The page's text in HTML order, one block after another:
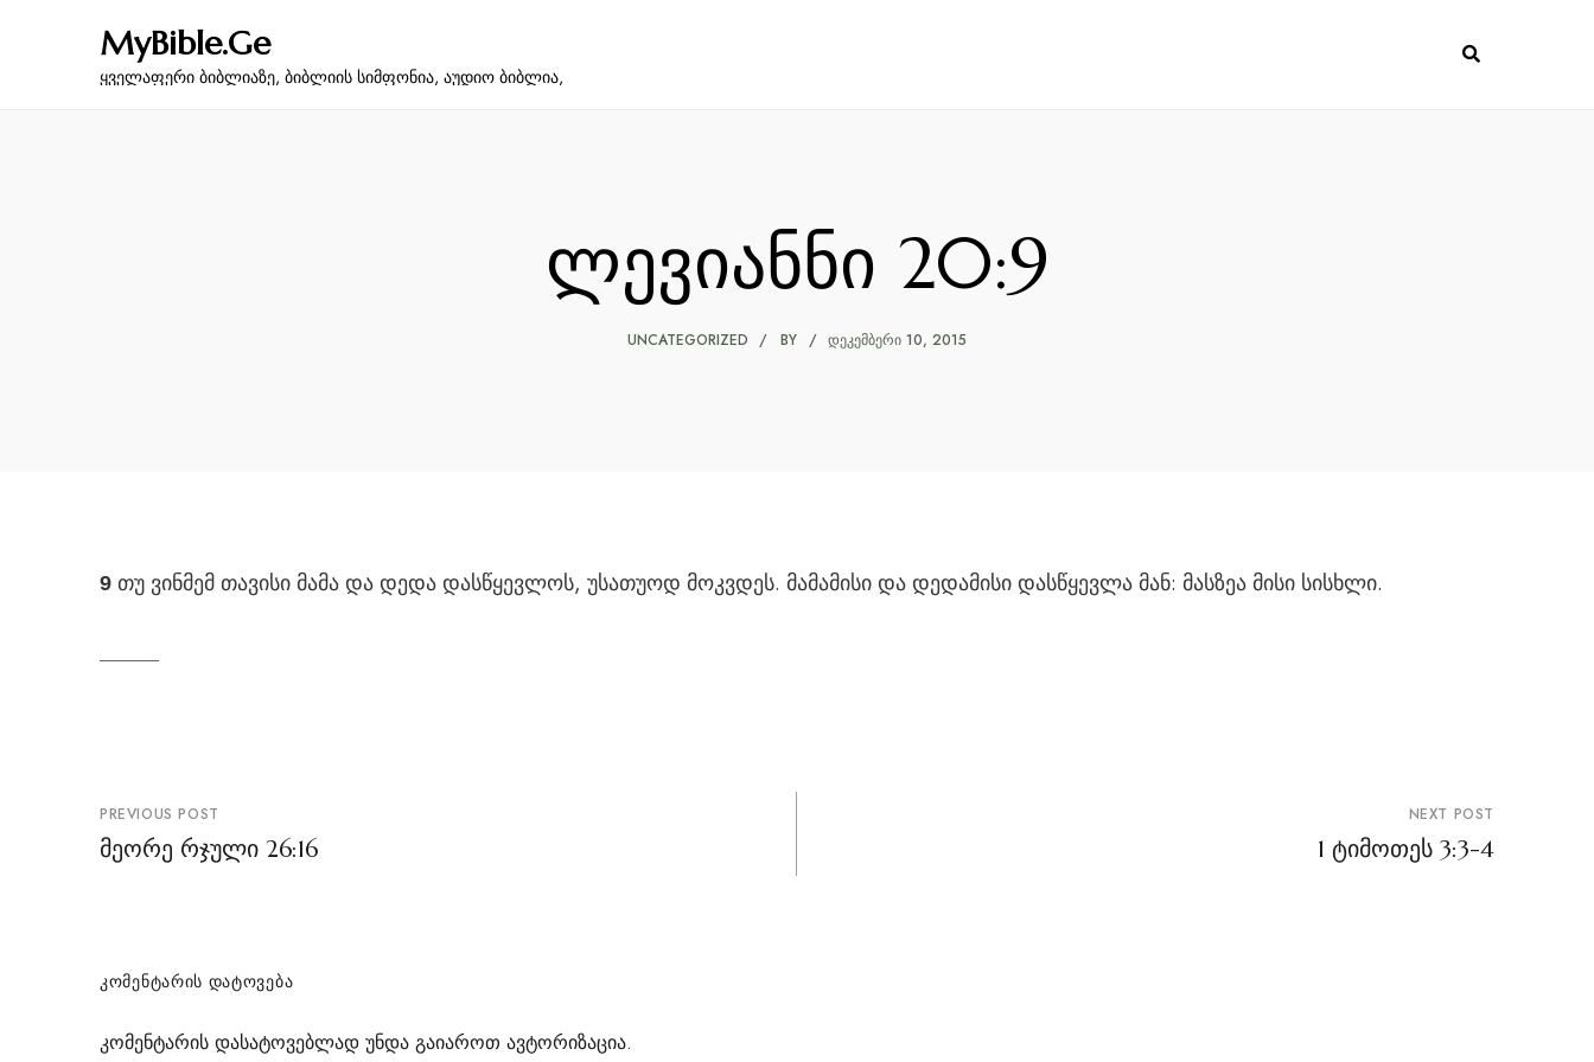
MyBible.Ge
ყველაფერი ბიბლიაზე, ბიბლიის სიმფონია, აუდიო ბიბლია,
ლევიანნი 20:9
UNCATEGORIZED BY ᲓᲔᲙᲔᲛᲑᲔᲠᲘ 10, 2015
9 თუ ვინმემ თავისი მამა და დედა დასწყევლოს, უსათუოდ მოკვდეს. მამამისი და დედამისი დასწყევლა მან: მასზეა მისი სისხლი.
პოსტის
ნავიგაცია
PREVIOUS POST
მეორე რჯული 26:16
NEXT POST
1 ტიმოთეს 3:3-4
ᲙᲝᲛᲔᲜᲢᲐᲠᲘᲡ ᲓᲐᲢᲝᲕᲔᲑᲐ
კომენტარის დასატოვებლად უნდა გაიაროთ ავტორიზაცია.